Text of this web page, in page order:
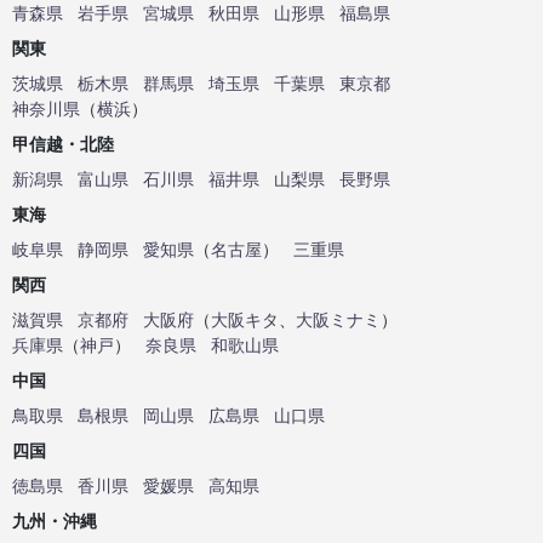
青森県
岩手県 宮城県 秋田県 山形県
福島県
関東
茨城県
栃木県 群馬県 埼玉県 千葉県
東京都
神奈川県 （横浜）
甲信越・北陸
新潟県
富山県 石川県 福井県 山梨県
長野県
東海
岐阜県
静岡県 愛知県 （名古屋）
三重県
関西
滋賀県
京都府 大阪府 （大阪キタ 大阪ミナミ ）
兵庫県 （神戸） 奈良県
和歌山県
中国
鳥取県
島根県 岡山県 広島県
山口県
四国
徳島県
香川県 愛媛県
高知県
九州・沖縄